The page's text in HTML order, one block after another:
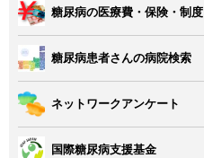
糖尿病の医療費・保険・制度
糖尿病患者さんの病院検索
ネットワークアンケート
国際糖尿病支援基金